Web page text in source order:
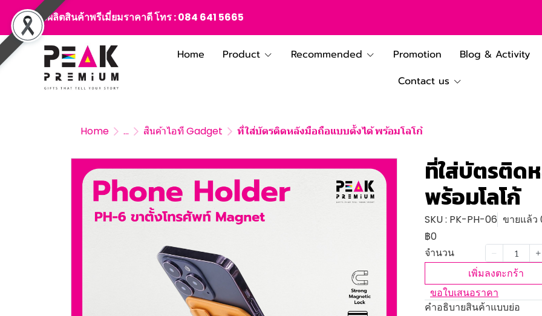
สั่งผลิตสินค้าพรีเมี่ยมราคาดี โทร :084 641 5665
Home Product Recommended Promotion Blog & Activity
Contact us
Home ... สินค้าไอที Gadget ที่ใส่บัตรติดหลังมือถือแบบตั้งได้ พร้อมโลโก้
ที่ใส่บัตรติด
พร้อมโลโก้
SKU : PK-PH-06 ขายแล้ว
฿0
จำนวน
เพิ่มลงตะกร้า
ขอใบเสนอราคา
คำอธิบายสินค้าแบบย่อ